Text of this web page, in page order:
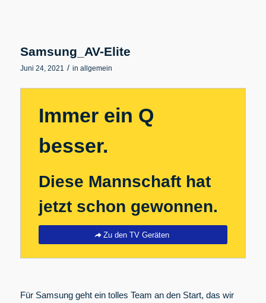
Samsung_AV-Elite
Juni 24, 2021 / in allgemein
Immer ein Q
besser.
Diese Mannschaft hat
jetzt schon gewonnen.
Zu den TV Geräten
Für Samsung geht ein tolles Team an den Start, das wir